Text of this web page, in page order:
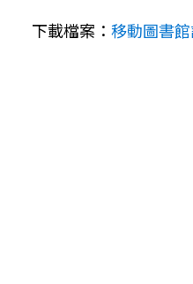
下載檔案： 移動圖書